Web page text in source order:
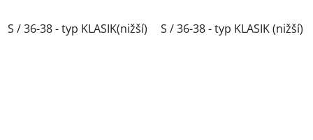
S / 36-38 - typ KLASIK(nižší) M / 39-41- typ KLASIK(nižší)
S / 36-38 - typ KLASIK (nižší)